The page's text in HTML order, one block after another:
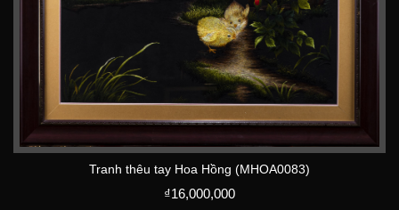
Tranh thêu tay Hoa Hồng (MHOA0083)
₫16,000,000